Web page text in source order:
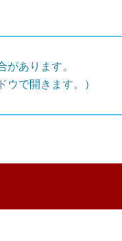
あります。
ウで開きます。）